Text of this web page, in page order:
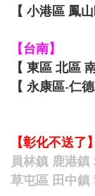
【 小港區 鳳
【台南】
【 東區 北區
【 永康區-仁
【彰化不送了】
員林鎮 鹿港
草屯區 田中鎮